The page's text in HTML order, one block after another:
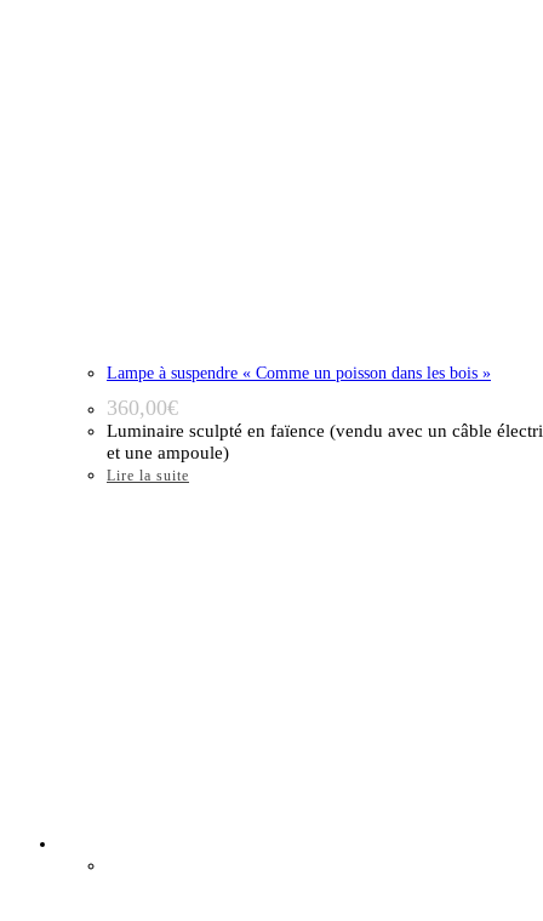
Lampe à suspendre « Comme un poisson dans les bois »
360,00€
Luminaire sculpté en faïence (vendu avec un câble
et une ampoule)
Lire la suite